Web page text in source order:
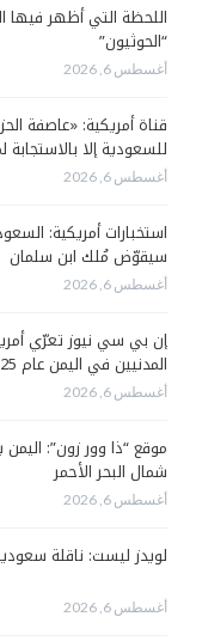
اللحظة التي أظهر فيها
“الحوثيون”
أغسطس 6, 2026
قناة أمريكية: «عاصفة
للسعودية إلا بالاستجابة
أغسطس 6, 2026
استخبارات أمريكية:
سيقوّض مُلك ابن سلمان
أغسطس 6, 2026
إن بي سي نيوز تعرّي
المدنيين في اليمن عام 2025
أغسطس 6, 2026
موقع “ذا وور زون”:
شمال البحر الأحمر
أغسطس 6, 2026
لويدز ليست: ناقلة
أغسطس 6, 2026